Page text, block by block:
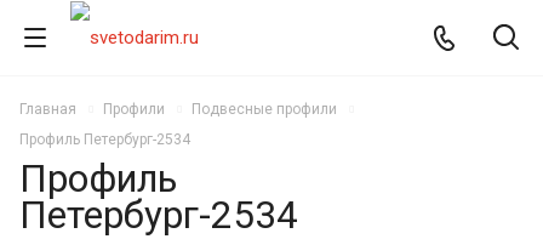
Главная Профили
Подвесные профили
Профиль Петербург-2534
Профиль
Петербург-2534